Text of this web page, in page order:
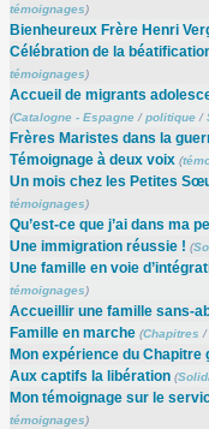
témoignages)
Bienheureux Frère Henri
Célébration de la
témoignages)
Accueil de migrants
(Catalogne - Espagne/politique/
Frères Maristes dans la
Témoignage à deux voix (
Un mois chez les Petites
témoignages)
Qu’est-ce que j’ai dans ma
Une immigration réussie ! (
Une famille en voie
témoignages)
Accueillir une famille sans-
Famille en marche (Chapitres /
Mon expérience du Chapitre
Aux captifs la libération (
Mon témoignage sur le
témoignages)